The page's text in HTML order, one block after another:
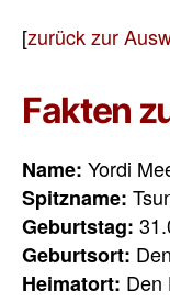
[zurück zur
Fakten
Name: Yordi
Spitzname:
Geburtstag:
Geburtsort:
Heimatort: Den